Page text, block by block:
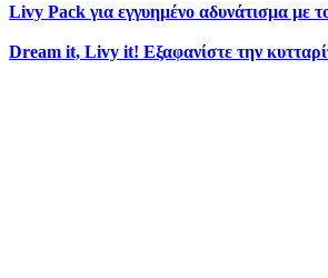
Livy Pack για εγγυημένο αδυνάτισμα με
Dream it, Livy it! Εξαφανίστε την